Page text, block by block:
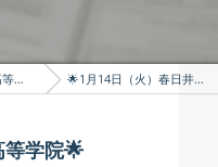
グ 🌟1月14日（火）春日井翔陽高等学院🌟
等学院🌟